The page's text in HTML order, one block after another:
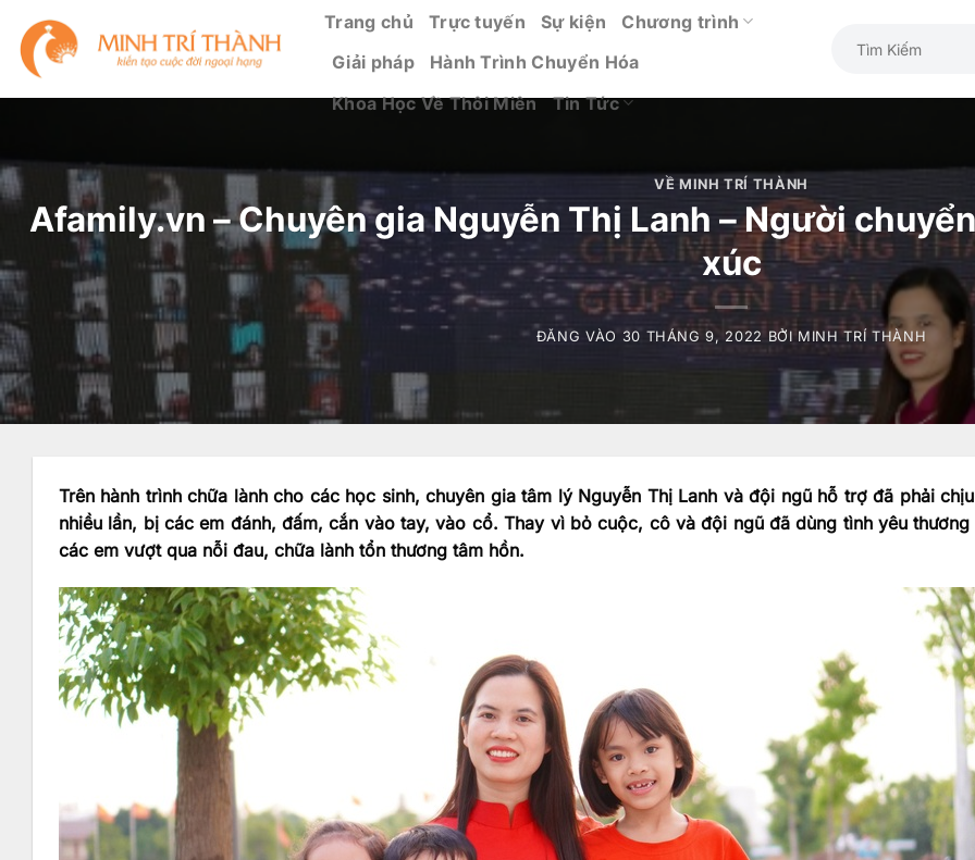
qua
nội
dung
Trang chủ Trực tuyến Sự kiện
Chương trình
Giải pháp
Hành Trình Chuyển Hóa
Khoa Học Về Thôi Miên
Tin Tức
VỀ MINH TRÍ THÀNH
Afamily.vn – Chuyên gia Nguyễn Thị Lanh – Người
xúc
ĐĂNG VÀO 30 THÁNG 9, 2022 BỞIMINH TRÍ THÀNH
Trên hành trình chữa lành cho các học sinh, chuyên gia tâm lý Nguyễn Thị Lanh và đội ngũ hỗ trợ đã phải
nhiều lần, bị các em đánh, đấm, cắn vào tay, vào cổ. Thay vì bỏ cuộc, cô và đội ngũ đã dùng tình yêu
các em vượt qua nỗi đau, chữa lành tổn thương tâm hồn.